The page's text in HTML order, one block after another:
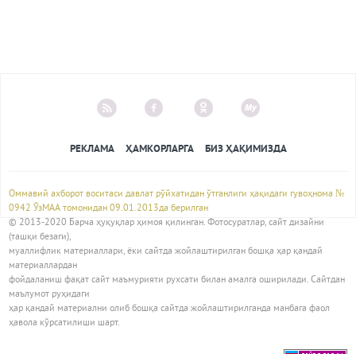
РЕКЛАМА ҲАМКОРЛАРГА БИЗ ҲАҚИМИЗДА
Оммавий ахборот воситаси давлат рўйхатидан ўтганлиги ҳақидаги гувоҳнома №
0942 ЎзМАА томонидан 09.01.2013да берилган
© 2013-2020 Барча ҳуқуқлар ҳимоя қилинган. Фотосуратлар, сайт дизайни
(ташқи безаги),
муаллифлик материаллари, ёки сайтда жойлаштирилган бошқа ҳар қандай
материаллардан
фойдаланиш фақат сайт маъмурияти рухсати билан амалга оширилади. Сайтдан
маълумот руҳидаги
ҳар қандай материални олиб бошқа сайтда жойлаштирилганда манбага фаол
ҳавола кўрсатилиши шарт.